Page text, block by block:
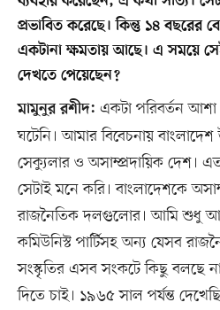
প্রভাবিত করেছে। কিন্তু ১৪ বছরের
একটানা ক্ষমতায় আছে। এ সময়ে
দেখতে পেয়েছেন?
মামুনুর রশীদ: একটা পরিবর্তন আশা
ঘটেনি। আমার বিবেচনায়
সেক্যুলার ও অসাম্প্রদায়িক
সেটাই মনে করি। বাংলাদেশকে
রাজনৈতিক দলগুলোর। আমি শুধু
কমিউনিস্ট পার্টিসহ অন্য যেসব
সংস্কৃতির এসব সংকটে কিছু বলছে
দিতে চাই। ১৯৬৫ সাল পর্যন্ত